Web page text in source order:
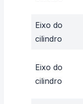
Eixo do
cilindro
Eixo do
cilindro